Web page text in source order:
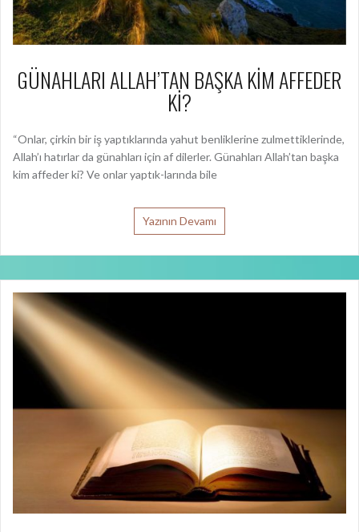
GÜNAHLARI ALLAH’TAN BAŞKA KİM AFFEDER
Kİ?
“Onlar, çirkin bir iş yaptıklarında yahut benliklerine zulmettiklerinde,
Allah’ı hatırlar da günahları için af dilerler. Günahları Allah’tan başka
kim affeder ki? Ve onlar yaptık-larında bile
Yazının Devamı